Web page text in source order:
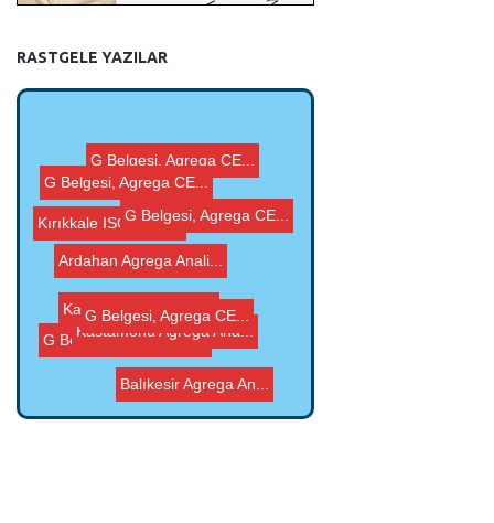
RASTGELE YAZILAR
Kırıkkale ISO 9001...
G Belgesi, Agrega CE...
Balıkesir Agrega An...
Ardahan Agrega Anali...
Kastamonu Agrega Ana...
G Belgesi, Agrega CE...
G Belgesi, Agrega CE...
G Belgesi, Agrega CE...
Karabük G Belgesi, ...
G Belgesi, Agrega CE...